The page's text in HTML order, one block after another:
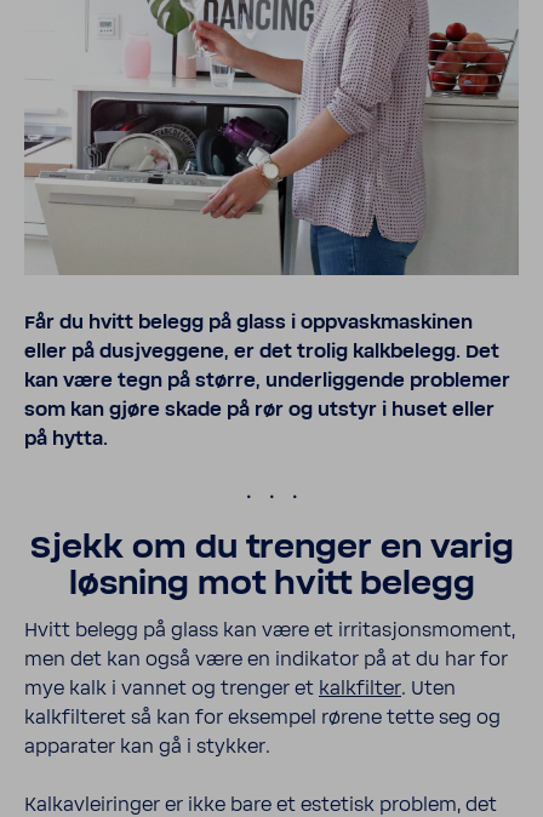
Får du hvitt belegg på glass i oppvaskmaskinen
eller på dusjveggene, er det trolig kalkbelegg. Det
kan være tegn på større, underliggende problemer
som kan gjøre skade på rør og utstyr i huset eller
på hytta.
.
Sjekk om du trenger en varig
løsning mot hvitt belegg
Hvitt belegg på glass kan være et irritasjonsmoment,
men det kan også være en indikator på at du har for
mye kalk i vannet og trenger et kalkfilter. Uten
kalkfilteret så kan for eksempel rørene tette seg og
apparater kan gå i stykker.
Kalkavleiringer er ikke bare et estetisk problem, det